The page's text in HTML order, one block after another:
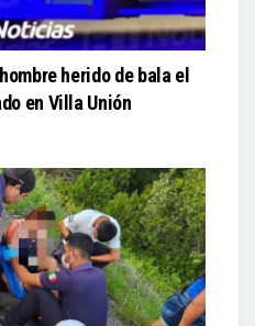
herido de bala el
en Villa Unión